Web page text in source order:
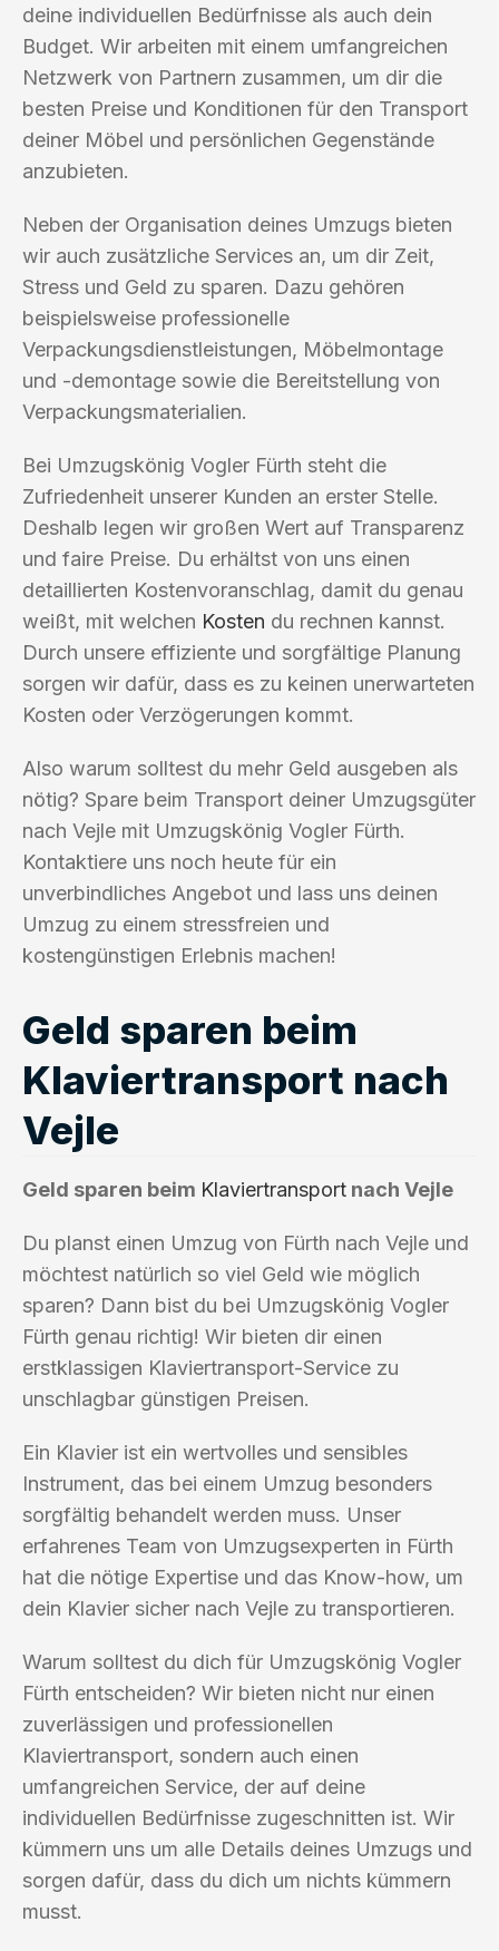
deine individuellen Bedürfnisse als auch dein
Budget. Wir arbeiten mit einem umfangreichen
Netzwerk von Partnern zusammen, um dir die
besten Preise und Konditionen für den Transport
deiner Möbel und persönlichen Gegenstände
anzubieten.
Neben der Organisation deines Umzugs bieten
wir auch zusätzliche Services an, um dir Zeit,
Stress und Geld zu sparen. Dazu gehören
beispielsweise professionelle
Verpackungsdienstleistungen, Möbelmontage
und -demontage sowie die Bereitstellung von
Verpackungsmaterialien.
Bei Umzugskönig Vogler Fürth steht die
Zufriedenheit unserer Kunden an erster Stelle.
Deshalb legen wir großen Wert auf Transparenz
und faire Preise. Du erhältst von uns einen
detaillierten Kostenvoranschlag, damit du genau
weißt, mit welchen Kosten du rechnen kannst.
Durch unsere effiziente und sorgfältige Planung
sorgen wir dafür, dass es zu keinen unerwarteten
Kosten oder Verzögerungen kommt.
Also warum solltest du mehr Geld ausgeben als
nötig? Spare beim Transport deiner Umzugsgüter
nach Vejle mit Umzugskönig Vogler Fürth.
Kontaktiere uns noch heute für ein
unverbindliches Angebot und lass uns deinen
Umzug zu einem stressfreien und
kostengünstigen Erlebnis machen!
Geld sparen beim
Klaviertransport nach
Vejle
Geld sparen beim Klaviertransport nach Vejle
Du planst einen Umzug von Fürth nach Vejle und
möchtest natürlich so viel Geld wie möglich
sparen? Dann bist du bei Umzugskönig Vogler
Fürth genau richtig! Wir bieten dir einen
erstklassigen Klaviertransport-Service zu
unschlagbar günstigen Preisen.
Ein Klavier ist ein wertvolles und sensibles
Instrument, das bei einem Umzug besonders
sorgfältig behandelt werden muss. Unser
erfahrenes Team von Umzugsexperten in Fürth
hat die nötige Expertise und das Know-how, um
dein Klavier sicher nach Vejle zu transportieren.
Warum solltest du dich für Umzugskönig Vogler
Fürth entscheiden? Wir bieten nicht nur einen
zuverlässigen und professionellen
Klaviertransport, sondern auch einen
umfangreichen Service, der auf deine
individuellen Bedürfnisse zugeschnitten ist. Wir
kümmern uns um alle Details deines Umzugs und
sorgen dafür, dass du dich um nichts kümmern
musst.